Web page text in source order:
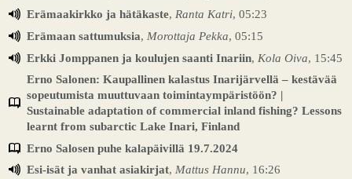
Erämaakirkko ja hätäkaste, Ranta Katri, 05:23
Erämaan sattumuksia, Morottaja Pekka, 05:15
Erkki Jomppanen ja koulujen saanti Inariin, Kola Oiva, 15:45
Erno Salonen: Kaupallinen kalastus Inarijärvellä – kestävää
sopeutumista muuttuvaan toimintaympäristöön? |
Sustainable adaptation of commercial inland fishing? Lessons
learnt from subarctic Lake Inari, Finland
Erno Salosen puhe kalapäivillä 19.7.2024
Esi-isät ja vanhat asiakirjat, Mattus Hannu, 16:26